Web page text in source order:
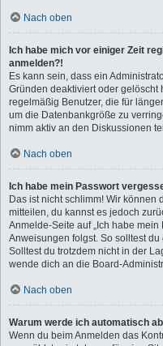
Nach oben
Ich habe mich vor einiger Zeit
anmelden?!
Es kann sein, dass ein
Gründen deaktiviert oder gelöscht
regelmäßig Benutzer, die für
um die Datenbankgröße zu
nimm aktiv an den Diskussionen
Nach oben
Ich habe mein Passwort
Das ist nicht schlimm! Wir
mitteilen, du kannst es jedoch
Anmelde-Seite auf „Ich habe
Anweisungen folgst. So solltest
Solltest du trotzdem nicht in der
wende dich an die Board-
Nach oben
Warum werde ich automatisch
Wenn du beim Anmelden das